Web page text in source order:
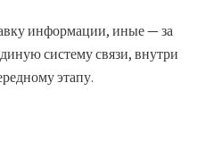
информации, иные — за
систему связи, внутри
этапу.